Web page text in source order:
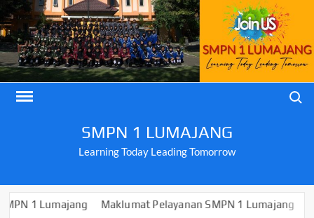
Skip
to
content
SMPN 1 LUMAJANG
Learning Today Leading Tomorrow
Maklumat Pelayanan SMPN 1 Lumajang